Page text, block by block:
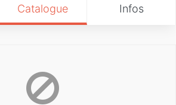
Catalogue Infos